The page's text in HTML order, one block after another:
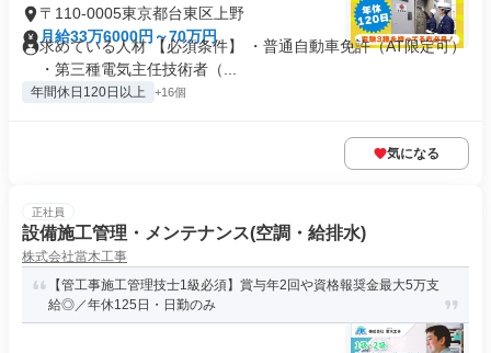
〒110-0005東京都台東区上野
月給33万6000円～70万円
求めている人材 【必須条件】 ・普通自動車免許（AT限定可）
・第三種電気主任技術者（...
年間休日120日以上 +16個
気になる
正社員
設備施工管理・メンテナンス(空調・給排水)
株式会社當木工事
【管工事施工管理技士1級必須】賞与年2回や資格報奨金最大5万支
給◎／年休125日・日勤のみ